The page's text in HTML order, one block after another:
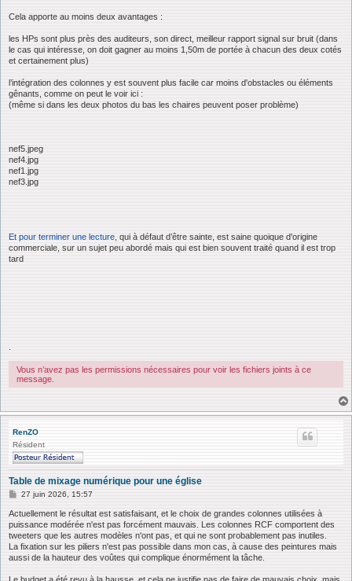
Cela apporte au moins deux avantages :
les HPs sont plus près des auditeurs, son direct, meilleur rapport signal sur bruit (dans
le cas qui intéresse, on doit gagner au moins 1,50m de portée à chacun des deux cotés
et certainement plus)
l’intégration des colonnes y est souvent plus facile car moins d'obstacles ou éléments
gênants, comme on peut le voir ici :
(même si dans les deux photos du bas les chaires peuvent poser problème)
nef5.jpeg
nef4.jpg
nef1.jpg
nef3.jpg
Et pour terminer une lecture, qui à défaut d’être sainte, est saine quoique d'origine
commerciale, sur un sujet peu abordé mais qui est bien souvent traité quand il est trop
tard
Vous n’avez pas les permissions nécessaires pour voir les fichiers joints à ce
message.
RenZO
Résident
Table de mixage numérique pour une église
M
s
s
g
e
27 juin 2026, 15:57
Actuellement le résultat est satisfaisant, et le choix de grandes colonnes utilisées à
puissance modérée n'est pas forcément mauvais. Les colonnes RCF comportent des
tweeters que les autres modèles n'ont pas, et qui ne sont probablement pas inutiles.
La fixation sur les piliers n'est pas possible dans mon cas, à cause des peintures mais
aussi de la hauteur des voûtes qui complique énormément la tâche.